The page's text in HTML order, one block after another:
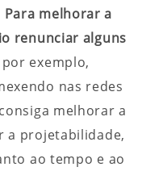
Para melhorar a
renunciar alguns
exemplo,
nas redes
melhorar a
a projetabilidade,
ao tempo e ao